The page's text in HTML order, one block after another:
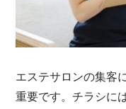
エステサロンの集客
重要です。チラシに